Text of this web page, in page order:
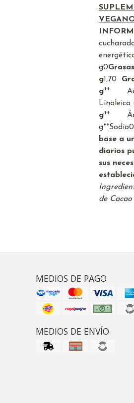
g0
g1,70
g**
Linoleico
g**
g**Sodio
base a
diarios
sus
de
MEDIOS DE PAGO
MEDIOS DE ENVÍO